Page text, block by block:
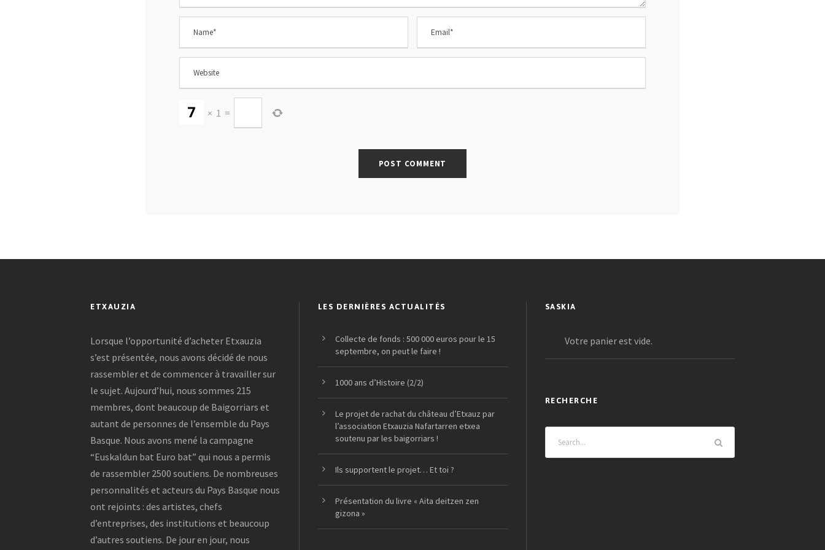
× 1 =
ETXAUZIA
Lorsque l’opportunité d’acheter Etxauzia
s’est présentée, nous avons décidé de nous
rassembler et de commencer à travailler sur
le sujet. Aujourd’hui, nous sommes 215
membres, dont beaucoup de Baigorriars et
autant de personnes de l’ensemble du Pays
Basque. Nous avons mené la campagne
“Euskaldun bat Euro bat” qui nous a permis
de rassembler 2500 soutiens. De nombreuses
personnalités et acteurs du Pays Basque nous
ont rejoints : des artistes, chefs
d’entreprises, des institutions et beaucoup
d’autres soutiens. De jour en jour, nous
LES DERNIÈRES ACTUALITÉS
Collecte de fonds : 500 000 euros pour le 15
septembre, on peut le faire !
1000 ans d’Histoire (2/2)
Le projet de rachat du château d’Etxauz par
l’association Etxauzia Nafartarren etxea
soutenu par les baigorriars !
Ils supportent le projet… Et toi ?
Présentation du livre « Aita deitzen zen
gizona »
SASKIA
Votre panier est vide.
RECHERCHE